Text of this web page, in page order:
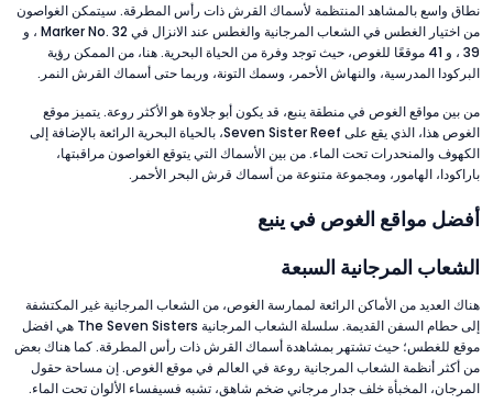
نطاق واسع بالمشاهد المنتظمة لأسماك القرش ذات رأس المطرقة. سيتمكن الغواصون
من اختيار الغطس في الشعاب المرجانية والغطس عند الانزال في Marker No. 32 ، و
39 ، و 41 موقعًا للغوص، حيث توجد وفرة من الحياة البحرية. هنا، من الممكن رؤية
البركودا المدرسية، والنهاش الأحمر، وسمك التونة، وربما حتى أسماك القرش النمر.
من بين مواقع الغوص في منطقة ينبع، قد يكون أبو جلاوة هو الأكثر روعة. يتميز موقع
الغوص هذا، الذي يقع على Seven Sister Reef، بالحياة البحرية الرائعة بالإضافة إلى
الكهوف والمنحدرات تحت الماء. من بين الأسماك التي يتوقع الغواصون مراقبتها،
باراكودا، الهامور، ومجموعة متنوعة من أسماك قرش البحر الأحمر.
أفضل مواقع الغوص في ينبع
الشعاب المرجانية السبعة
هناك العديد من الأماكن الرائعة لممارسة الغوص، من الشعاب المرجانية غير المكتشفة
إلى حطام السفن القديمة. سلسلة الشعاب المرجانية The Seven Sisters هي افضل
موقع للغطس؛ حيث تشتهر بمشاهدة أسماك القرش ذات رأس المطرقة. كما هناك بعض
من أكثر أنظمة الشعاب المرجانية روعة في العالم في موقع الغوص. إن مساحة حقول
المرجان، المخبأة خلف جدار مرجاني ضخم شاهق، تشبه فسيفساء الألوان تحت الماء.